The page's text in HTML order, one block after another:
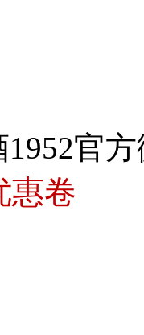
官
惠卷